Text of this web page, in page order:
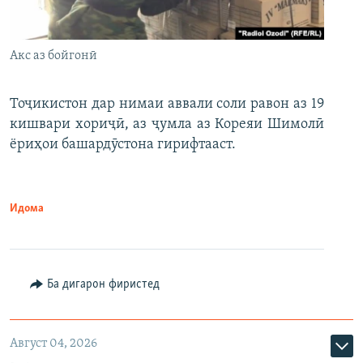
Акс аз бойгонӣ
Тоҷикистон дар нимаи аввали соли равон аз 19
кишвари хориҷӣ, аз ҷумла аз Кореяи Шимолӣ
ёриҳои башардӯстона гирифтааст.
Идома
Ба дигарон фиристед
Август 04, 2026